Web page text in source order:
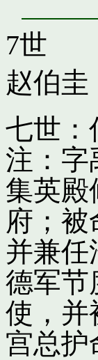
7世
赵伯圭
七世：
注：字
集英殿
府；
并兼任
德军节
使，并
宫总护